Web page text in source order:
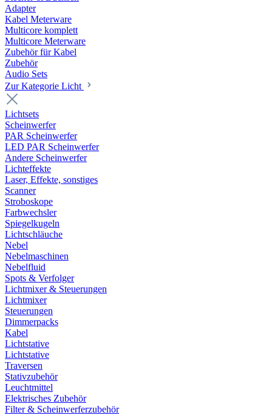
Adapter
Kabel Meterware
Multicore komplett
Multicore Meterware
Zubehör für Kabel
Zubehör
Audio Sets
Zur Kategorie Licht
Lichtsets
Scheinwerfer
PAR Scheinwerfer
LED PAR Scheinwerfer
Andere Scheinwerfer
Lichteffekte
Laser, Effekte, sonstiges
Scanner
Stroboskope
Farbwechsler
Spiegelkugeln
Lichtschläuche
Nebel
Nebelmaschinen
Nebelfluid
Spots & Verfolger
Lichtmixer & Steuerungen
Lichtmixer
Steuerungen
Dimmerpacks
Kabel
Lichtstative
Lichtstative
Traversen
Stativzubehör
Leuchtmittel
Elektrisches Zubehör
Filter & Scheinwerferzubehör